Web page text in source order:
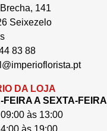
141
Seixezelo
83 88
DA LOJA
FEIRA A SEXTA-FEIRA
às 13:00